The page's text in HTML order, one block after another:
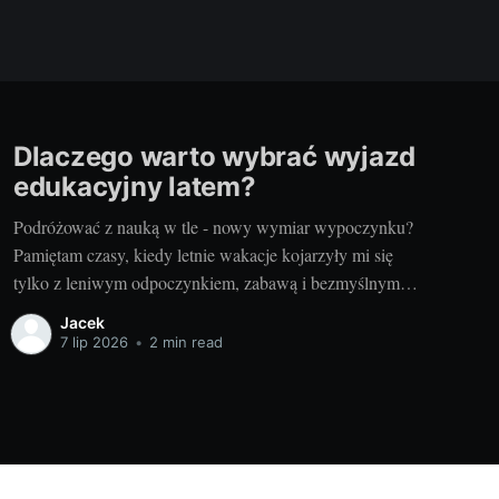
Dlaczego warto wybrać wyjazd
edukacyjny latem?
Podróżować z nauką w tle - nowy wymiar wypoczynku?
Pamiętam czasy, kiedy letnie wakacje kojarzyły mi się
tylko z leniwym odpoczynkiem, zabawą i bezmyślnym
przemijaniem czasu. Wtedy nauka była czymś, co
odstawiałem na półkę na całe dwa miesiące. Ale dzięki
Jacek
7 lip 2026 • 2 min read